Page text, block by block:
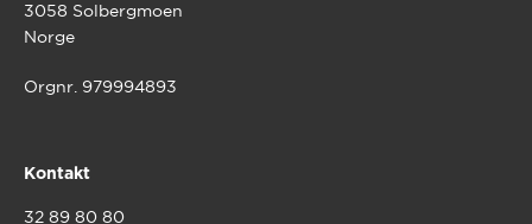
3058 Solbergmoen
Norge
Orgnr. 979994893
Kontakt
32 89 80 80